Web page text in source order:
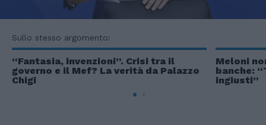
Sullo stesso argomento:
“Fantasia, invenzioni”. Crisi tra il
governo e il Mef? La verità da Palazzo
Chigi
Meloni
banche:
ingiusti”